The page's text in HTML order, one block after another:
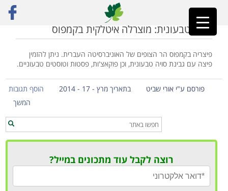
ראשי»הר הצופים
פיצה טבעונית: מוצרלה איטלקית בקמפוס
פיצריה בקמפוס הר הצופים של האוניברסיטה העברית. ניתן להזמין
פיצה עם גבינת סויה טבעונית, וכן פוקאצ'ות, פסטות וטוסטים טבעוניים.
פורסם ע"י אורי שביט בתאריך מרץ - 17 - 2014
הוסף תגובות
המשך
רוצה לקבל עוד מתכונים במייל?